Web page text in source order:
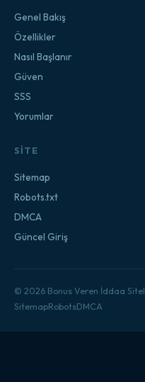
Genel Bakış
Özellikler
Nasıl Başlanır
Güven
SSS
Yorumlar
SITE
Sitemap
Robots.txt
DMCA
Güncel Giriş
© 2026 Bonus Veren İddaa
SitemapRobotsDMCA